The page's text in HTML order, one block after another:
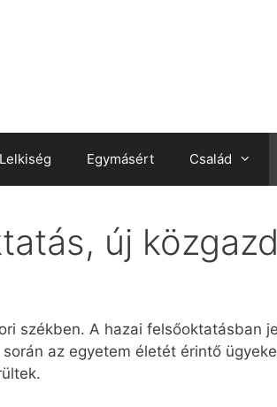
Lelkiség Egymásért Család
új
székben. A hazai felsőoktatásban
az egyetem életét érintő